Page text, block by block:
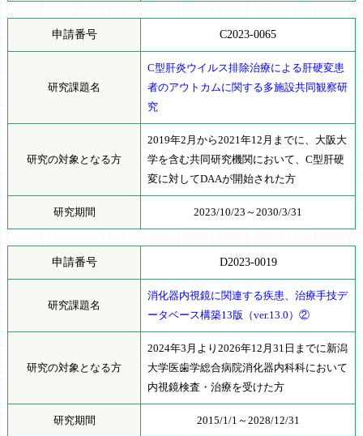
申請番号 C2023-0065
研究課題名
C型肝炎ウイルス排除治療による肝硬変患
者のアウトカムに関する多施設共同観察研
究
研究の対象となる方
2019年2月から2021年12月までに、大阪大
学を含む共同研究機関において、C型肝硬
変に対してDAAが開始された方
研究期間 2023/10/23～2030/3/31
申請番号 D2023-0019
研究課題名
消化器内視鏡に関連する疾患、治療手技デ
ータベース構築13版（ver.13.0）②
研究の対象となる方
2024年3月より2026年12月31日までに新潟
大学医歯学総合病院消化器内科科において
内視鏡検査・治療を受けた方
研究期間 2015/1/1～2028/12/31